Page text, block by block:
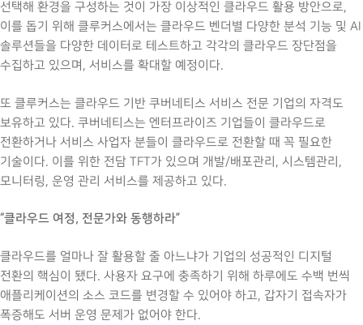
선택해 환경을 구성하는 것이 가장 이상적인 클라우드 활용 방안으로,
이를 돕기 위해 클루커스에서는 클라우드 벤더별 다양한 분석 기능 및 AI
솔루션들을 다양한 데이터로 테스트하고 각각의 클라우드 장단점을
수집하고 있으며, 서비스를 확대할 예정이다.
또 클루커스는 클라우드 기반 쿠버네티스 서비스 전문 기업의 자격도
보유하고 있다. 쿠버네티스는 엔터프라이즈 기업들이 클라우드로
전환하거나 서비스 사업자 분들이 클라우드로 전환할 때 꼭 필요한
기술이다. 이를 위한 전담 TFT가 있으며 개발/배포관리, 시스템관리,
모니터링, 운영 관리 서비스를 제공하고 있다.
“클라우드 여정, 전문가와 동행하라”
클라우드를 얼마나 잘 활용할 줄 아느냐가 기업의 성공적인 디지털
전환의 핵심이 됐다. 사용자 요구에 충족하기 위해 하루에도 수백 번씩
애플리케이션의 소스 코드를 변경할 수 있어야 하고, 갑자기 접속자가
폭증해도 서버 운영 문제가 없어야 한다.